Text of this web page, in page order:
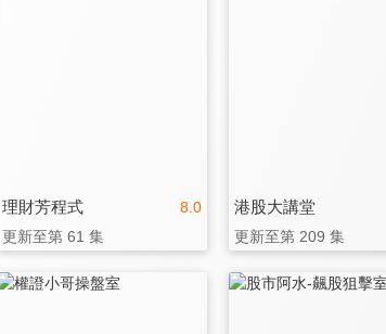
8.0
理財芳程式
更新至第 61 集
港股大講堂
更新至第 209 集